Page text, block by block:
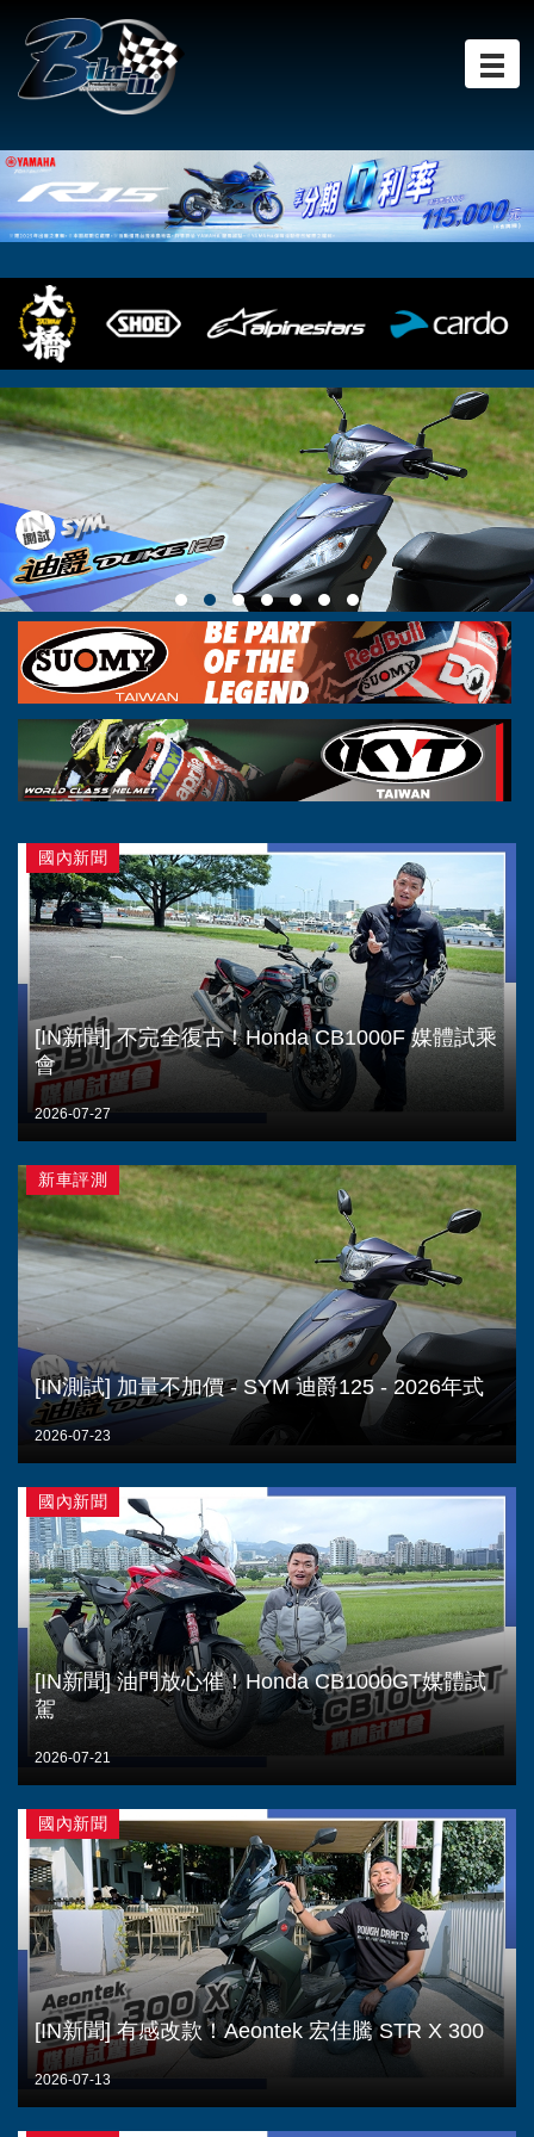
國內新聞
[IN新聞] 不完全復古！Honda CB1000F 媒體試乘
會
2026-07-27
新車評測
[IN測試] 加量不加價 - SYM 迪爵125 - 2026年式
2026-07-23
國內新聞
[IN新聞] 油門放心催！Honda CB1000GT媒體試
駕
2026-07-21
國內新聞
[IN新聞] 有感改款！Aeontek 宏佳騰 STR X 300
2026-07-13